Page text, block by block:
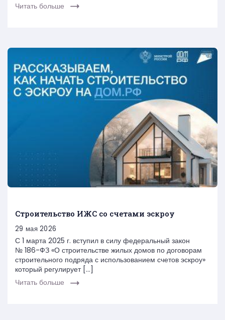
Читать больше
Строительство ИЖС со счетами эскроу
29 мая 2026
С 1 марта 2025 г. вступил в силу федеральный закон
№ 186-ФЗ «О строительстве жилых домов по договорам
строительного подряда с использованием счетов эскроу»
который регулирует […]
Читать больше